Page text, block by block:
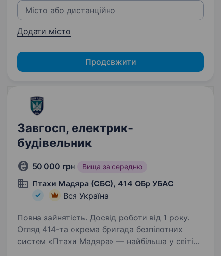
Додати місто
Продовжити
Завгосп, електрик-
будівельник
50 000 грн Вища за середню
Птахи Мадяра (СБС), 414 ОБр УБАС
Вся Україна
Повна зайнятість. Досвід роботи від 1 року.
Огляд 414-та окрема бригада безпілотних
систем «Птахи Мадяра» — найбільша у світі